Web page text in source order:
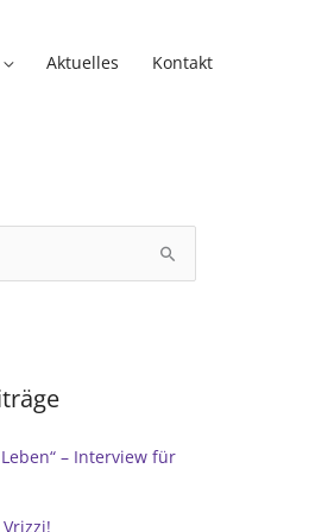
Aktuelles Kontakt
– Interview für